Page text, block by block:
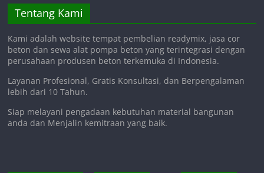
Tentang Kami
Kami adalah website tempat pembelian readymix, jasa cor
beton dan sewa alat pompa beton yang terintegrasi dengan
perusahaan produsen beton terkemuka di Indonesia.
Layanan Profesional, Gratis Konsultasi, dan Berpengalaman
lebih dari 10 Tahun.
Siap melayani pengadaan kebutuhan material bangunan
anda dan Menjalin kemitraan yang baik.